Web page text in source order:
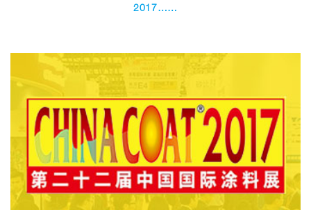
2017……